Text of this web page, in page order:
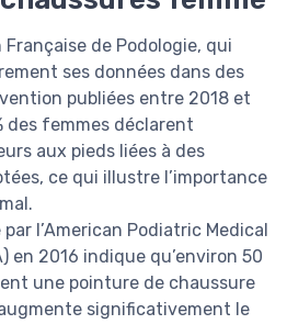
Française de Podologie, qui
ses données dans des
publiées entre 2018 et
des femmes déclarent
aux pieds liées à des
ce qui illustre l’importance
l’American Podiatric Medical
en 2016 indique qu’environ 50
une pointure de chaussure
significativement le